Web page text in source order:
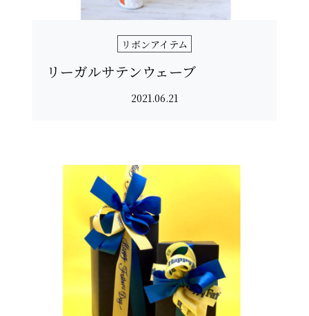
リボンアイテム
リーガルサテンウェーブ
2021.06.21